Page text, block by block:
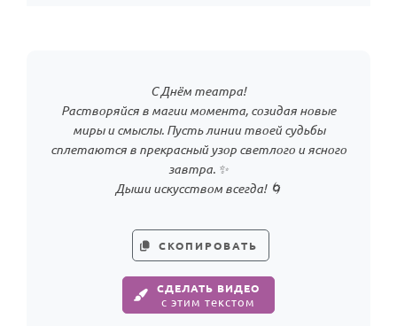
С Днём театра!
Растворяйся в магии момента, созидая новые
миры и смыслы. Пусть линии твоей судьбы
сплетаются в прекрасный узор светлого и ясного
завтра. ✨
Дыши искусством всегда! 🌀
СКОПИРОВАТЬ
СДЕЛАТЬ ВИДЕО
с этим текстом